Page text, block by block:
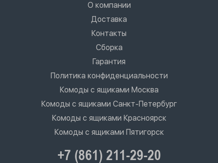
О компании
Доставка
Контакты
Сборка
Гарантия
Политика конфиденциальности
Комоды с ящиками Москва
Комоды с ящиками Санкт-Петербург
Комоды с ящиками Красноярск
Комоды с ящиками Пятигорск
+7 (861) 211-29-20